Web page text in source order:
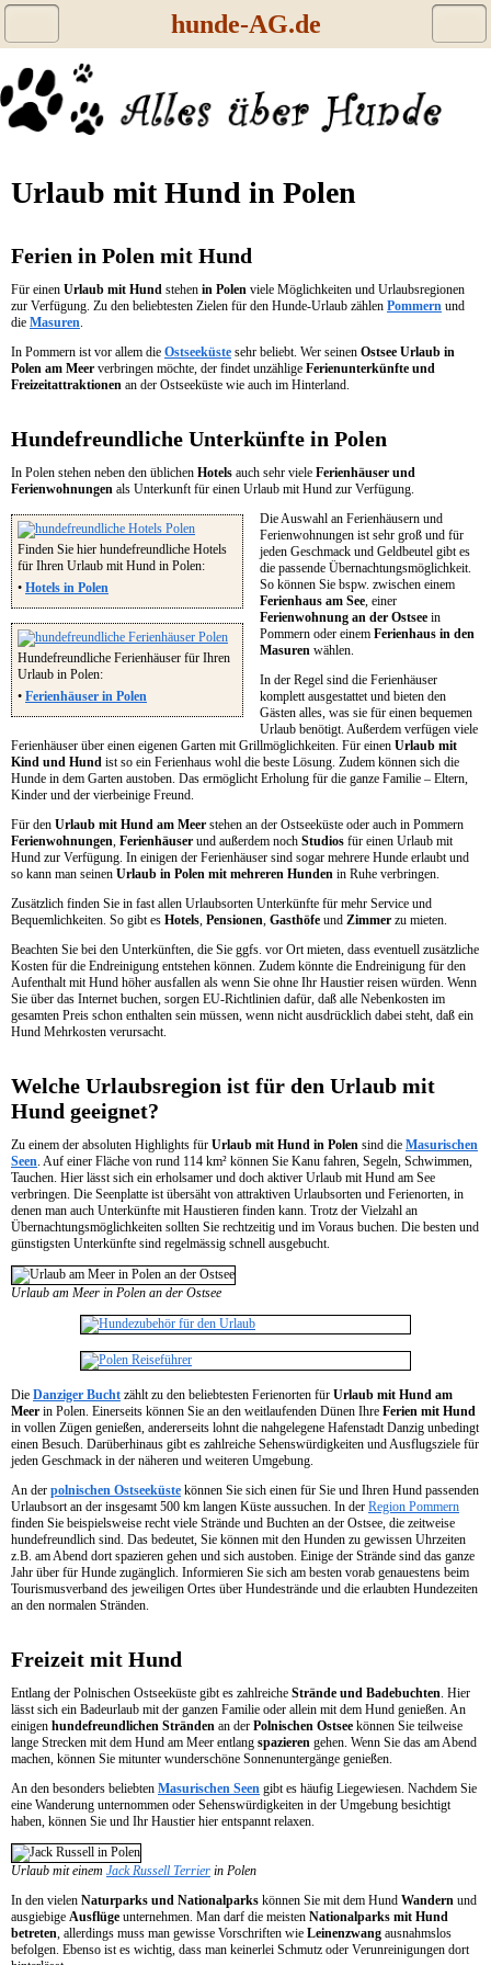
hunde-AG.de
Urlaub mit Hund in Polen
Ferien in Polen mit Hund
Für einen Urlaub mit Hund stehen in Polen viele Möglichkeiten und Urlaubsregionen
zur Verfügung. Zu den beliebtesten Zielen für den Hunde-Urlaub zählen Pommern und
die Masuren.
In Pommern ist vor allem die Ostseeküste sehr beliebt. Wer seinen Ostsee Urlaub in
Polen am Meer verbringen möchte, der findet unzählige Ferienunterkünfte und
Freizeitattraktionen an der Ostseeküste wie auch im Hinterland.
Hundefreundliche Unterkünfte in Polen
In Polen stehen neben den üblichen Hotels auch sehr viele Ferienhäuser und
Ferienwohnungen als Unterkunft für einen Urlaub mit Hund zur Verfügung.
Finden Sie hier hundefreundliche Hotels
für Ihren Urlaub mit Hund in Polen:
• Hotels in Polen
Hundefreundliche Ferienhäuser für Ihren
Urlaub in Polen:
• Ferienhäuser in Polen
Die Auswahl an Ferienhäusern und
Ferienwohnungen ist sehr groß und für
jeden Geschmack und Geldbeutel gibt es
die passende Übernachtungsmöglichkeit.
So können Sie bspw. zwischen einem
Ferienhaus am See, einer
Ferienwohnung an der Ostsee in
Pommern oder einem Ferienhaus in den
Masuren wählen.
In der Regel sind die Ferienhäuser
komplett ausgestattet und bieten den
Gästen alles, was sie für einen bequemen
Urlaub benötigt. Außerdem verfügen viele
Ferienhäuser über einen eigenen Garten mit Grillmöglichkeiten. Für einen Urlaub mit
Kind und Hund ist so ein Ferienhaus wohl die beste Lösung. Zudem können sich die
Hunde in dem Garten austoben. Das ermöglicht Erholung für die ganze Familie – Eltern,
Kinder und der vierbeinige Freund.
Für den Urlaub mit Hund am Meer stehen an der Ostseeküste oder auch in Pommern
Ferienwohnungen, Ferienhäuser und außerdem noch Studios für einen Urlaub mit
Hund zur Verfügung. In einigen der Ferienhäuser sind sogar mehrere Hunde erlaubt und
so kann man seinen Urlaub in Polen mit mehreren Hunden in Ruhe verbringen.
Zusätzlich finden Sie in fast allen Urlaubsorten Unterkünfte für mehr Service und
Bequemlichkeiten. So gibt es Hotels, Pensionen, Gasthöfe und Zimmer zu mieten.
Beachten Sie bei den Unterkünften, die Sie ggfs. vor Ort mieten, dass eventuell zusätzliche
Kosten für die Endreinigung entstehen können. Zudem könnte die Endreinigung für den
Aufenthalt mit Hund höher ausfallen als wenn Sie ohne Ihr Haustier reisen würden. Wenn
Sie über das Internet buchen, sorgen EU-Richtlinien dafür, daß alle Nebenkosten im
gesamten Preis schon enthalten sein müssen, wenn nicht ausdrücklich dabei steht, daß ein
Hund Mehrkosten verursacht.
Welche Urlaubsregion ist für den Urlaub mit
Hund geeignet?
Zu einem der absoluten Highlights für Urlaub mit Hund in Polen sind die Masurischen
Seen. Auf einer Fläche von rund 114 km² können Sie Kanu fahren, Segeln, Schwimmen,
Tauchen. Hier lässt sich ein erholsamer und doch aktiver Urlaub mit Hund am See
verbringen. Die Seenplatte ist übersäht von attraktiven Urlaubsorten und Ferienorten, in
denen man auch Unterkünfte mit Haustieren finden kann. Trotz der Vielzahl an
Übernachtungsmöglichkeiten sollten Sie rechtzeitig und im Voraus buchen. Die besten und
günstigsten Unterkünfte sind regelmässig schnell ausgebucht.
Urlaub am Meer in Polen an der Ostsee
Die Danziger Bucht zählt zu den beliebtesten Ferienorten für Urlaub mit Hund am
Meer in Polen. Einerseits können Sie an den weitlaufenden Dünen Ihre Ferien mit Hund
in vollen Zügen genießen, andererseits lohnt die nahgelegene Hafenstadt Danzig unbedingt
einen Besuch. Darüberhinaus gibt es zahlreiche Sehenswürdigkeiten und Ausflugsziele für
jeden Geschmack in der näheren und weiteren Umgebung.
An der polnischen Ostseeküste können Sie sich einen für Sie und Ihren Hund passenden
Urlaubsort an der insgesamt 500 km langen Küste aussuchen. In der Region Pommern
finden Sie beispielsweise recht viele Strände und Buchten an der Ostsee, die zeitweise
hundefreundlich sind. Das bedeutet, Sie können mit den Hunden zu gewissen Uhrzeiten
z.B. am Abend dort spazieren gehen und sich austoben. Einige der Strände sind das ganze
Jahr über für Hunde zugänglich. Informieren Sie sich am besten vorab genauestens beim
Tourismusverband des jeweiligen Ortes über Hundestrände und die erlaubten Hundezeiten
an den normalen Stränden.
Freizeit mit Hund
Entlang der Polnischen Ostseeküste gibt es zahlreiche Strände und Badebuchten. Hier
lässt sich ein Badeurlaub mit der ganzen Familie oder allein mit dem Hund genießen. An
einigen hundefreundlichen Stränden an der Polnischen Ostsee können Sie teilweise
lange Strecken mit dem Hund am Meer entlang spazieren gehen. Wenn Sie das am Abend
machen, können Sie mitunter wunderschöne Sonnenuntergänge genießen.
An den besonders beliebten Masurischen Seen gibt es häufig Liegewiesen. Nachdem Sie
eine Wanderung unternommen oder Sehenswürdigkeiten in der Umgebung besichtigt
haben, können Sie und Ihr Haustier hier entspannt relaxen.
Urlaub mit einem Jack Russell Terrier in Polen
In den vielen Naturparks und Nationalparks können Sie mit dem Hund Wandern und
ausgiebige Ausflüge unternehmen. Man darf die meisten Nationalparks mit Hund
betreten, allerdings muss man gewisse Vorschriften wie Leinenzwang ausnahmslos
befolgen. Ebenso ist es wichtig, dass man keinerlei Schmutz oder Verunreinigungen dort